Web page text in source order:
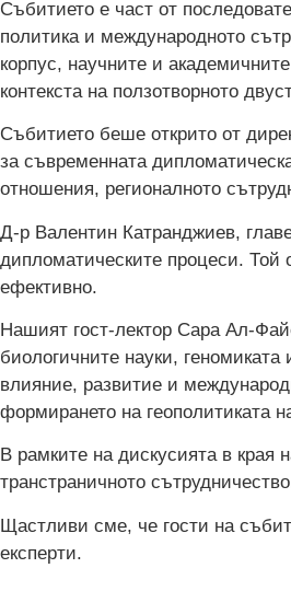
Събитието е част от
политика и международното
корпус, научните и
контекста на ползотворното
Събитието беше открито от
за съвременната
отношения, регионалното
Д-р Валентин Катранджиев,
дипломатическите процеси. Той
ефективно.
Нашият гост-лектор Сара Ал-
биологичните науки,
влияние, развитие и
формирането на геополитиката
В рамките на дискусията в
транстраничното
Щастливи сме, че гости на
експерти.